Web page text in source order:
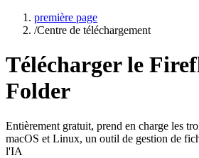
première page
/Centre de téléchargement
Télécharger le
Folder
Entièrement gratuit, prend en charge les
macOS et Linux, un outil de gestion de
l'IA